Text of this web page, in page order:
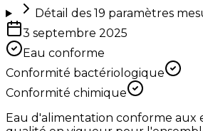
Détail des 19 paramètres
3 septembre 2025
Eau conforme
Conformité bactériologique
Conformité chimique
Eau d'alimentation conforme aux